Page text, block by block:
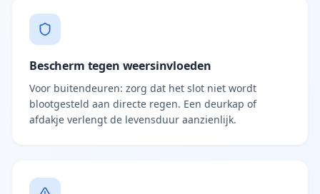
Bescherm tegen weersinvloeden
Voor buitendeuren: zorg dat het slot niet wordt
blootgesteld aan directe regen. Een deurkap of
afdakje verlengt de levensduur aanzienlijk.